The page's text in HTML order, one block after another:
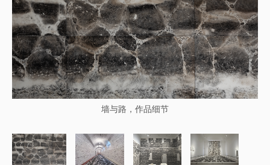
墙与路，作品细节